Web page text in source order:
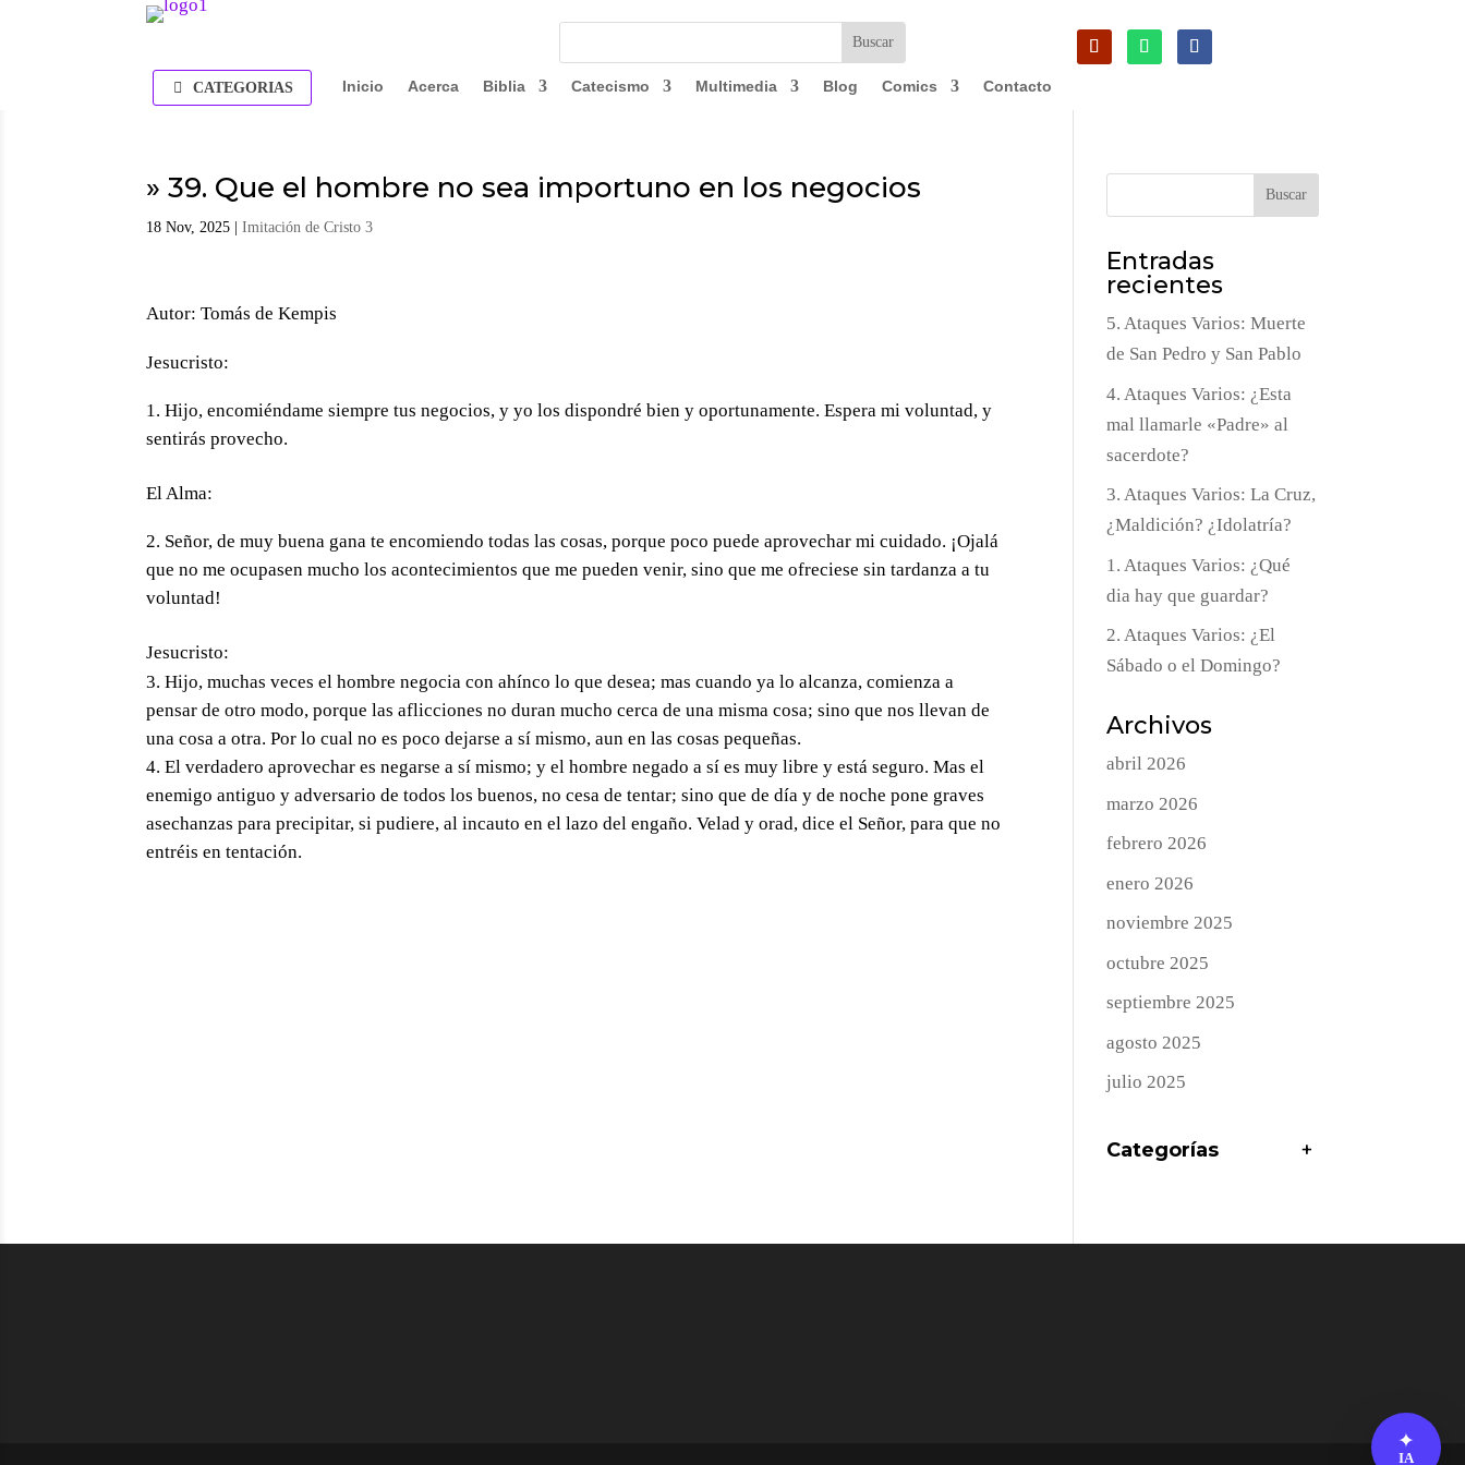
CATEGORIAS Inicio Acerca Biblia Catecismo Multimedia Blog Comics Contacto
» 39. Que el hombre no sea importuno en los negocios
18 Nov, 2025 |Imitación de Cristo 3
Autor: Tomás de Kempis
Jesucristo:
Hijo, encomiéndame siempre tus negocios, y yo los dispondré bien y oportunamente. Espera mi voluntad, y
sentirás provecho.
El Alma:
Señor, de muy buena gana te encomiendo todas las cosas, porque poco puede aprovechar mi cuidado. ¡Ojalá
que no me ocupasen mucho los acontecimientos que me pueden venir, sino que me ofreciese sin tardanza a tu
voluntad!
Jesucristo:
Hijo, muchas veces el hombre negocia con ahínco lo que desea; mas cuando ya lo alcanza, comienza a
pensar de otro modo, porque las aflicciones no duran mucho cerca de una misma cosa; sino que nos llevan de
una cosa a otra. Por lo cual no es poco dejarse a sí mismo, aun en las cosas pequeñas.
El verdadero aprovechar es negarse a sí mismo; y el hombre negado a sí es muy libre y está seguro. Mas el
enemigo antiguo y adversario de todos los buenos, no cesa de tentar; sino que de día y de noche pone graves
asechanzas para precipitar, si pudiere, al incauto en el lazo del engaño. Velad y orad, dice el Señor, para que no
entréis en tentación.
Buscar
Entradas
recientes
5. Ataques Varios: Muerte
de San Pedro y San Pablo
4. Ataques Varios: ¿Esta
mal llamarle «Padre» al
sacerdote?
3. Ataques Varios: La Cruz,
¿Maldición? ¿Idolatría?
1. Ataques Varios: ¿Qué
dia hay que guardar?
2. Ataques Varios: ¿El
Sábado o el Domingo?
Archivos
abril 2026
marzo 2026
febrero 2026
enero 2026
noviembre 2025
octubre 2025
septiembre 2025
agosto 2025
julio 2025
Categorías +
✦
IA